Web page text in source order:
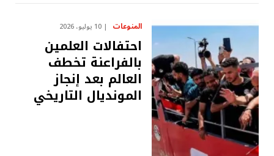
المنوعات 10 يوليو، 2026
احتفالات العلمين
بالفراعنة تخطف
العالم بعد إنجاز
المونديال التاريخي